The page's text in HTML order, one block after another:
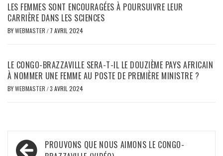
LES FEMMES SONT ENCOURAGÉES À POURSUIVRE LEUR
CARRIÈRE DANS LES SCIENCES
BYWEBMASTER / 7 AVRIL 2024
LE CONGO-BRAZZAVILLE SERA-T-IL LE DOUZIÈME PAYS AFRICAIN
À NOMMER UNE FEMME AU POSTE DE PREMIÈRE MINISTRE ?
BYWEBMASTER /3 AVRIL 2024
NavigationPROUVONS QUE NOUS AIMONS LE CONGO-